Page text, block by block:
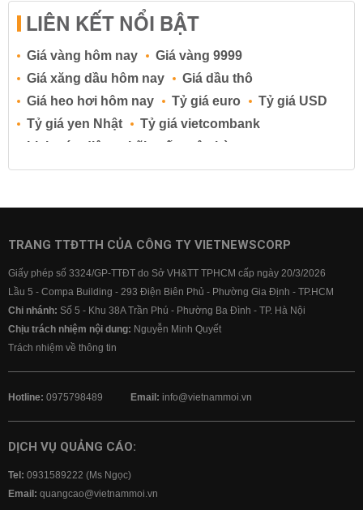
LIÊN KẾT NỔI BẬT
Giá vàng hôm nay
Giá vàng 9999
Giá xăng dầu hôm nay
Giá dầu thô
Giá heo hơi hôm nay
Tỷ giá euro
Tỷ giá USD
Tỷ giá yen Nhật
Tỷ giá vietcombank
Lịch cúp điện
Lãi suất ngân hàng
Lãi suất tiết kiệm
Lãi suất tiền gửi
Lãi suất ngân hàng BIDV
Lãi suất ngân hàng Vietcombank
TRANG TTĐTTH CỦA CÔNG TY VIETNEWSCORP
Giấy phép số 3324/GP-TTĐT do Sở VH&TT TPHCM cấp ngày 20/3/2026
Lầu 5 - Compa Building - 293 Điện Biên Phủ - Phường Gia Định - TP.HCM
Chi nhánh: Số 5 - Khu 38A Trần Phú - Phường Ba Đình - TP. Hà Nội
Chịu trách nhiệm nội dung: Nguyễn Minh Quyết
Trách nhiệm về thông tin
Hotline: 0975798489 Email: info@vietnammoi.vn
DỊCH VỤ QUẢNG CÁO:
Tel: 0931589222 (Ms Ngọc)
Email: quangcao@vietnammoi.vn